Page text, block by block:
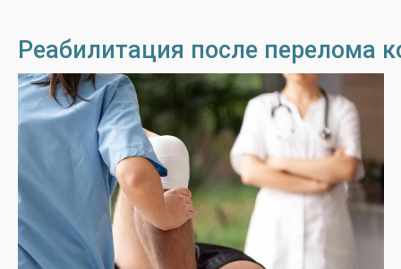
Реабилитация после перелома